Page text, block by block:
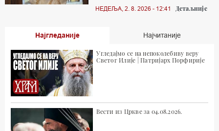
НЕДЕЉА, 2. 8. 2026 - 12:41 Детаљније
Најгледаније Најчитаније
Угледајмо се на непоколебиву веру
Светог Илије | Патријарх Порфирије
Вести из Цркве за 04.08.2026.